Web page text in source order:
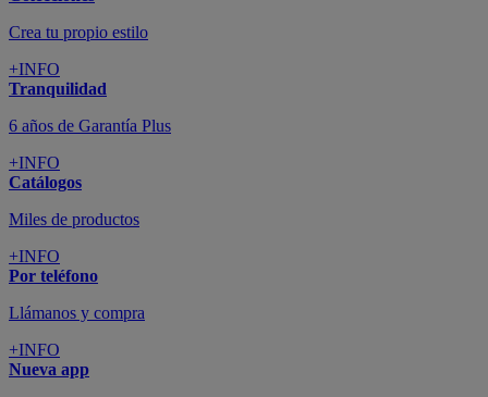
Crea tu propio estilo
+INFO
Tranquilidad
6 años de Garantía Plus
+INFO
Catálogos
Miles de productos
+INFO
Por teléfono
Llámanos y compra
+INFO
Nueva app